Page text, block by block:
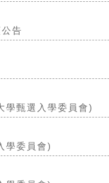
告
學甄選入學委員會)
學委員會)